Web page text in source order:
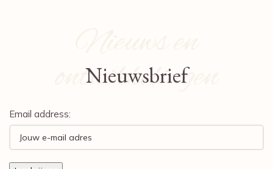
Nieuws en
ontwikkelingen
Nieuwsbrief
Email address: